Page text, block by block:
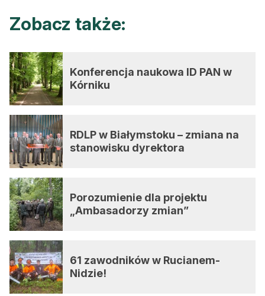
Zobacz także:
Konferencja naukowa ID PAN w
Kórniku
RDLP w Białymstoku – zmiana na
stanowisku dyrektora
Porozumienie dla projektu
„Ambasadorzy zmian”
61 zawodników w Rucianem-
Nidzie!